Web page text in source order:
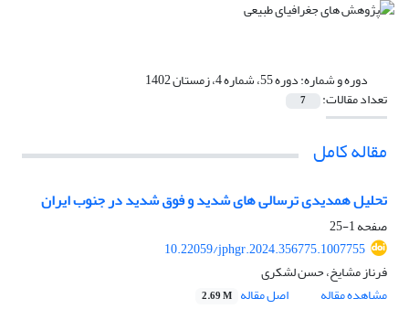
دوره و شماره:دوره 55، شماره 4، زمستان 1402
تعداد مقالات: 7
مقاله کامل
تحلیل همدیدی ترسالی های شدید و فوق شدید در جنوب ایران
صفحه1-25
10.22059/jphgr.2024.356775.1007755
فرناز مشایخ، حسن لشکری
مشاهده مقاله
اصل مقاله 2.69 M